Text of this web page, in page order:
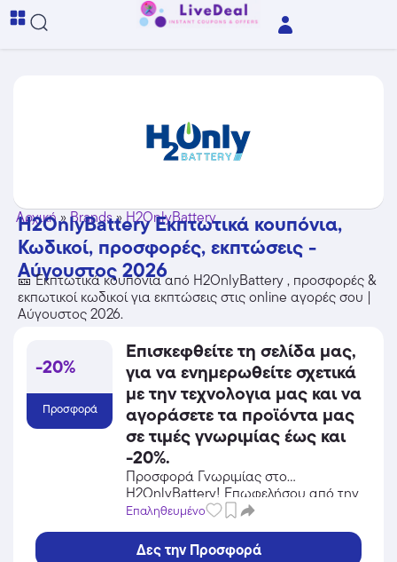
Αρχική»Brands»H2OnlyBattery
H2OnlyBattery Εκπτωτικά κουπόνια,
Κωδικοί, προσφορές, εκπτώσεις -
Αύγουστος 2026
🎫 Εκπτωτικά κουπόνια από H2OnlyBattery , προσφορές &
εκπωτικοί κωδικοί για εκπτώσεις στις online αγορές σου |
Αύγουστος 2026.
-20%
Προσφορά
Επισκεφθείτε τη σελίδα μας,
για να ενημερωθείτε σχετικά
με την τεχνολογια μας και να
αγοράσετε τα προϊόντα μας
σε τιμές γνωριμίας έως και
-20%.
Προσφορά Γνωριμίας στο
H2OnlyBattery! Επωφελήσου από την
προσφορά σε Gadgets του
H2OnlyBattery και κέρδισε από τις
εκπτώσεις!
Επαληθευμένο
Δες την Προσφορά